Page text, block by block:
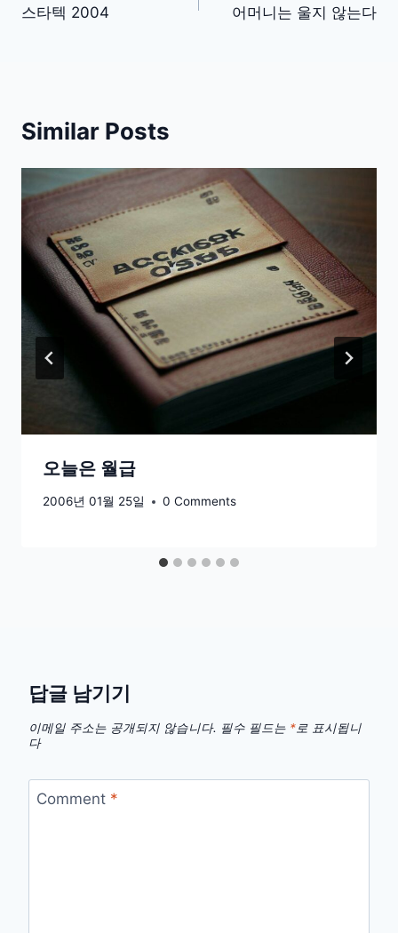
탐
스타텍 2004 어머니는 울지 않는다
Similar Posts
오늘은 월급
2006년 01월 25일 0 Comments
답글 남기기
이메일 주소는 공개되지 않습니다. 필수 필드는 *로 표시됩니
다
Comment *